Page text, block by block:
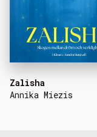
Zalisha
Annika Miezis